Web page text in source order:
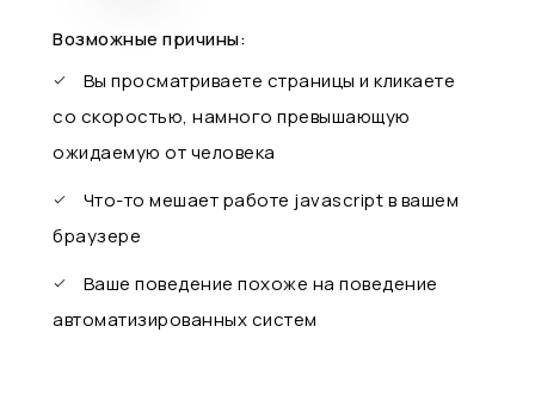
Возможные причины:
Вы просматриваете страницы и кликаете
со скоростью, намного превышающую
ожидаемую от человека
Что-то мешает работе javascript в вашем
браузере
Ваше поведение похоже на поведение
автоматизированных систем